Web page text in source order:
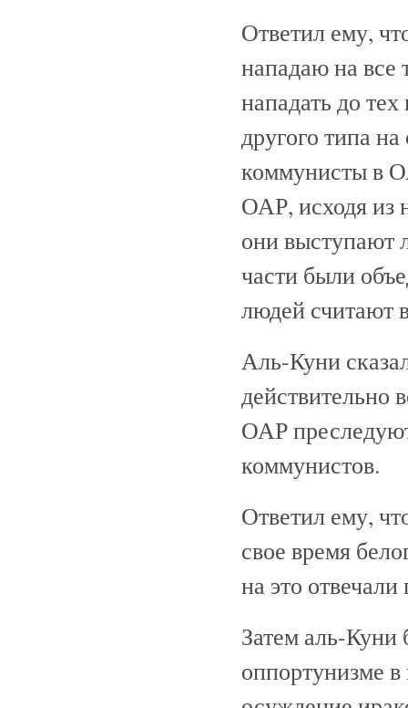
Ответил ему,
нападаю на все
нападать до
другого типа
коммунисты в
ОАР, исходя из
они выступают
части были
людей считают
Аль-Куни
действительно
ОАР
коммунистов.
Ответил ему,
свое время
на это
Затем аль-Куни
оппортунизме